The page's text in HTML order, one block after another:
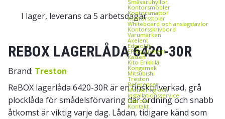
Småvaruhyllor
Kontorsmöbler
Kontorsmattor
Kontorsstolar
Whiteboard och anslagstavlor
Kontorsskrivbord
Varumärken
Axelent
Edmolift
EP-Equipment
Kasten
Kito Erikkilä
Kongamek
Mitsubishi
Treston
Referenser
Montering och
installationsservice
Om oss
Kontakt
I lager, leverans ca 5 arbetsdagar
REBOX LAGERLÅDA 6420-30R
Brand: Treston
ReBOX lagerlåda 6420-30R är en finsktillverkad, grå
plocklåda för smådelsförvaring där ordning och snabb
åtkomst är viktig varje dag. Lådan, tidigare känd som